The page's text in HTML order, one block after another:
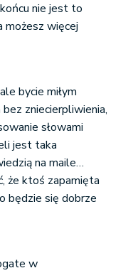
nie jest to
możesz więcej
bycie miłym
zniecierpliwienia,
słowami
jest taka
na maile…
że ktoś zapamięta
będzie się dobrze
w